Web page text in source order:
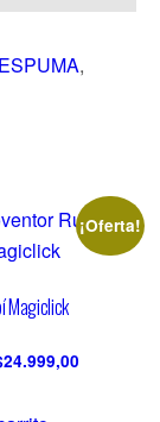
ESPUMA,
¡Oferta!
Magiclick
24.999,00